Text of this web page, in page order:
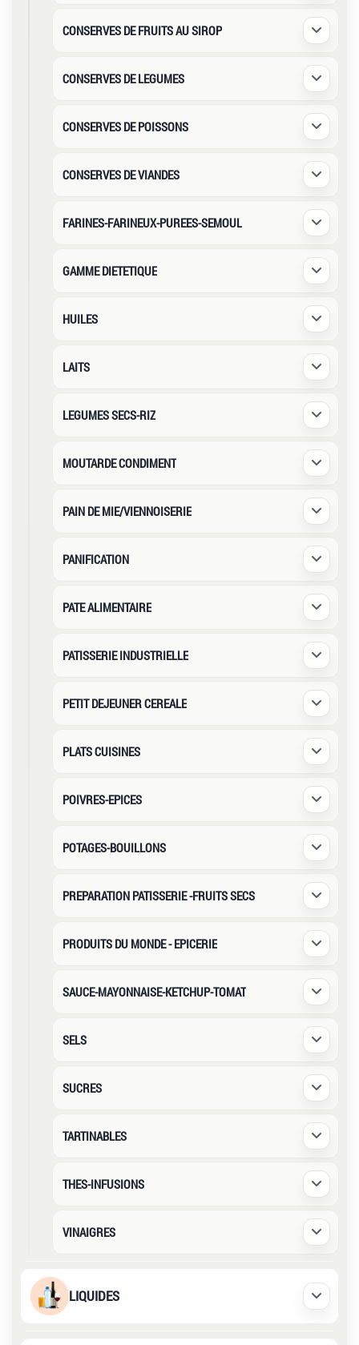
CONSERVES DE FRUITS AU SIROP Déplier
CONSERVES DE LEGUMES Déplier
CONSERVES DE POISSONS Déplier
CONSERVES DE VIANDES Déplier
FARINES-FARINEUX-PUREES-SEMOUL Déplier
GAMME DIETETIQUE Déplier
HUILES Déplier
LAITS Déplier
LEGUMES SECS-RIZ Déplier
MOUTARDE CONDIMENT Déplier
PAIN DE MIE/VIENNOISERIE Déplier
PANIFICATION Déplier
PATE ALIMENTAIRE Déplier
PATISSERIE INDUSTRIELLE Déplier
PETIT DEJEUNER CEREALE Déplier
PLATS CUISINES Déplier
POIVRES-EPICES Déplier
POTAGES-BOUILLONS Déplier
PREPARATION PATISSERIE -FRUITS SECS Déplier
PRODUITS DU MONDE - EPICERIE Déplier
SAUCE-MAYONNAISE-KETCHUP-TOMAT Déplier
SELS Déplier
SUCRES Déplier
TARTINABLES Déplier
THES-INFUSIONS Déplier
VINAIGRES Déplier
LIQUIDES Déplier